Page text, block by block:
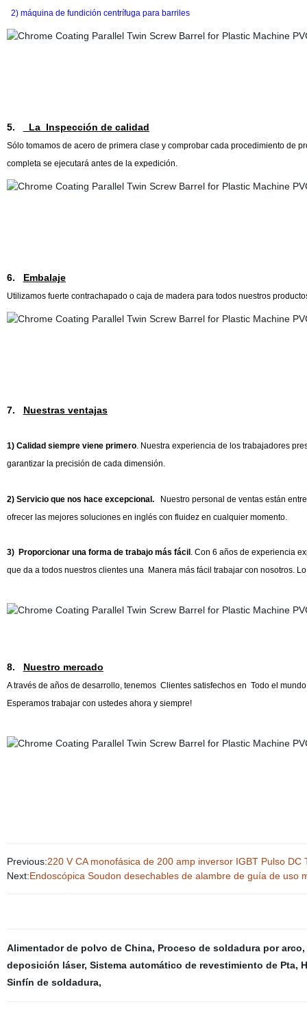
2) máquina de fundición centrífuga para barriles
5. La Inspección de calidad
Sólo tomamos de acero de primera clase y comprobar cada procedimiento de
completa se ejecutará antes de la expedición.
6. Embalaje
Utilizamos fuerte contrachapado o caja de madera para todos nuestros
7. Nuestras ventajas
1) Calidad siempre viene primero. Nuestra experiencia de los trabajadores
garantizar la precisión de cada dimensión.
2) Servicio que nos hace excepcional.
Nuestro personal de ventas están
ofrecer las mejores soluciones en inglés con fluidez en cualquier momento.
3) Proporcionar una forma de trabajo más fácil . Con 6 años de experiencia
que da a todos nuestros clientes una Manera más fácil trabajar con nosotros.
8. Nuestro mercado
A través de años de desarrollo, tenemosClientes satisfechos en Todo el
Esperamos trabajar con ustedes ahora y siempre!
Previous:220 V CA monofásica de 200 amp inversor IGBT Pulso
Next:Endoscópica Soudon desechables de alambre de guía de uso
Alimentador de polvo de China, Proceso de soldadura por arco,
deposición láser, Sistema automático de revestimiento de Pta,
Sinfín de soldadura,